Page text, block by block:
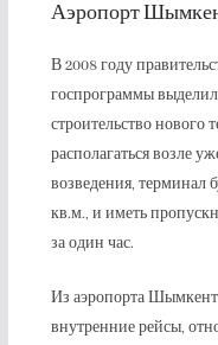
Аэропорт
В 2008 году
госпрограммы
строительство нового
располагаться возле
возведения, терминал
кв.м., и иметь
за один час.
Из аэропорта
внутренние рейсы,